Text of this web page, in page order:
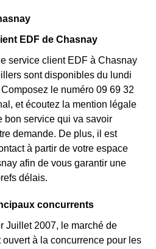
EDF de Chasnay
service client EDF à Chasnay
sont disponibles du lundi
le numéro 09 69 32
et écoutez la mention légale
bon service qui va savoir
demande. De plus, il est
à partir de votre espace
afin de vous garantir une
délais.
concurrents
Juillet 2007, le marché de
ouvert à la concurrence pour les